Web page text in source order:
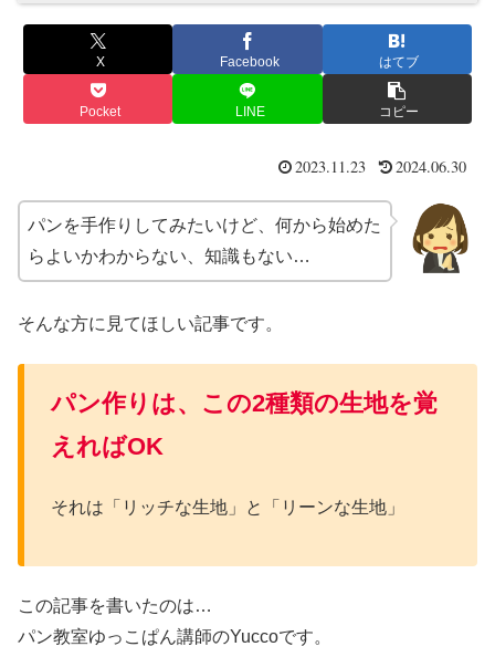
X Facebook はてブ
Pocket LINE コピー
2023.11.23 2024.06.30
パンを手作りしてみたいけど、何から始めた
らよいかわからない、知識もない…
そんな方に見てほしい記事です。
パン作りは、この2種類の生地を覚
えればOK
それは「リッチな生地」と「リーンな生地」
この記事を書いたのは…
パン教室ゆっこぱん講師のYuccoです。